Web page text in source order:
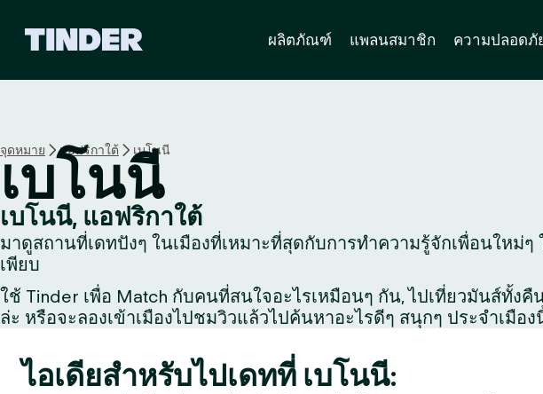
T
i
n
e
ผลิตภัณฑ์ แพลนสมาชิก ความปลอดภั
จุดหมาย แอฟริกาใต้ เบโนนี
เบโนนี
เบโนนี, แอฟริกาใต้
มาดูสถานที่เดทปังๆ ในเมืองที่เหมาะที่สุดกับการทำความรู้จักเพื่อนให
เพียบ
ใช้ Tinder เพื่อ Match กับคนที่สนใจอะไรเหมือนๆ กัน, ไปเที่ยวมันส์ทั้
ล่ะ หรือจะลองเข้าเมืองไปชมวิวแล้วไปค้นหาอะไรดีๆ สนุกๆ ประจำเมือ
ไอเดียสำหรับไปเดทที่ เบโนนี: